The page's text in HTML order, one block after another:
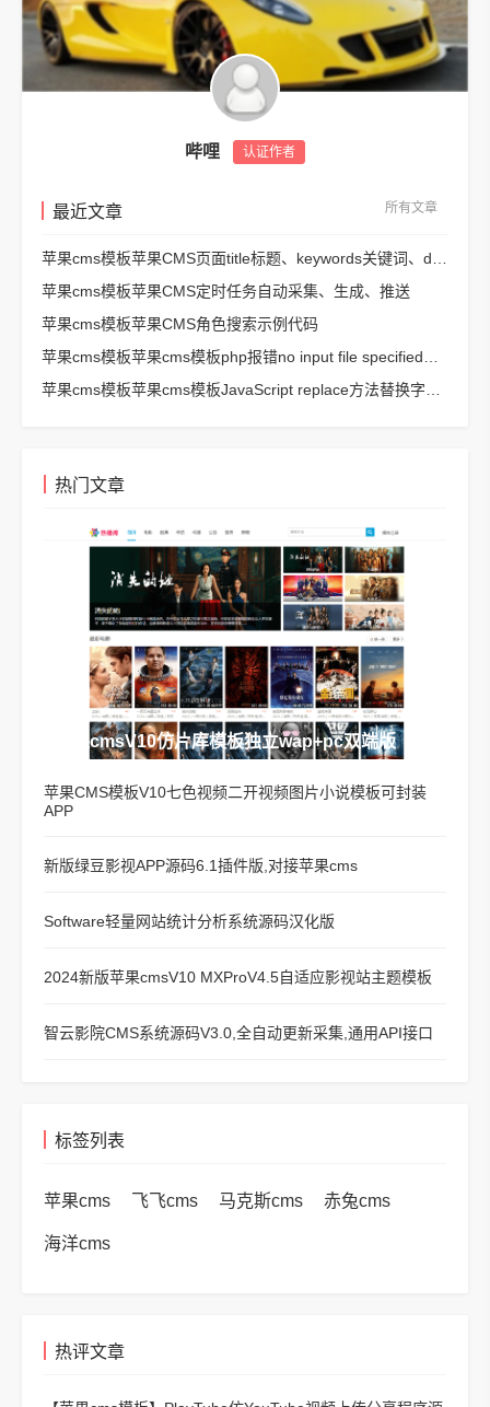
哔哩 认证作者
最近文章 所有文章
苹果cms模板苹果CMS定时任务自动采集、生成、推送
苹果cms模板苹果CMS角色搜索示例代码
热门文章
苹果cmsV10仿片库模板独立wap+pc双端版
苹果CMS模板V10七色视频二开视频图片小说模板可封装
APP
新版绿豆影视APP源码6.1插件版,对接苹果cms
Software轻量网站统计分析系统源码汉化版
2024新版苹果cmsV10 MXProV4.5自适应影视站主题模板
智云影院CMS系统源码V3.0,全自动更新采集,通用API接口
标签列表
苹果cms 飞飞cms 马克斯cms 赤兔cms
海洋cms
热评文章